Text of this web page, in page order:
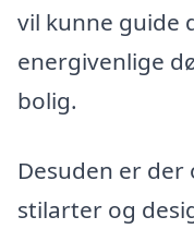
vil kunne guide
energivenlige
bolig.
Desuden er
stilarter og